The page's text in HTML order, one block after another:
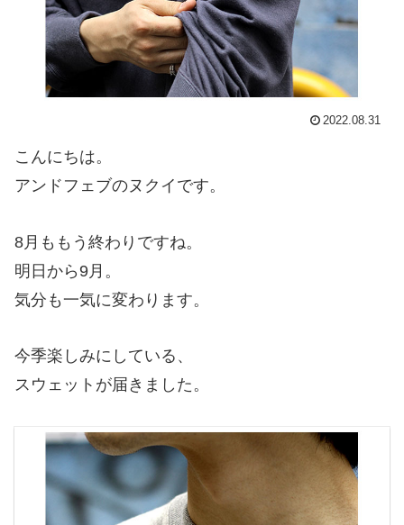
2022.08.31
こんにちは。
アンドフェブのヌクイです。
8月ももう終わりですね。
明日から9月。
気分も一気に変わります。
今季楽しみにしている、
スウェットが届きました。